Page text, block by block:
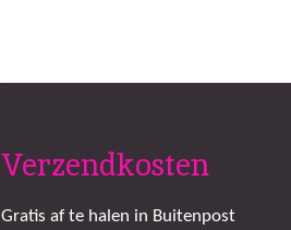
Verzendkosten
Gratis af te halen in Buitenpost